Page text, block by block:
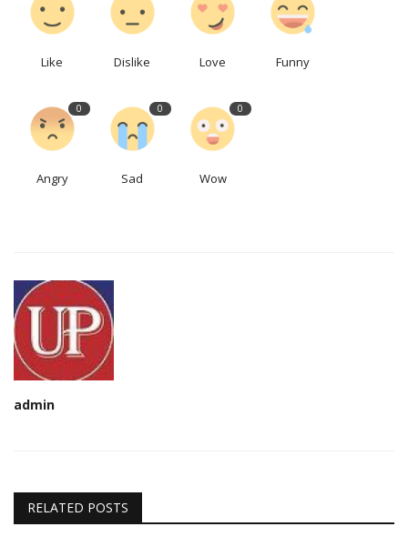
Like Dislike Love Funny
0
Angry
0
Sad
0
Wow
admin
RELATED POSTS